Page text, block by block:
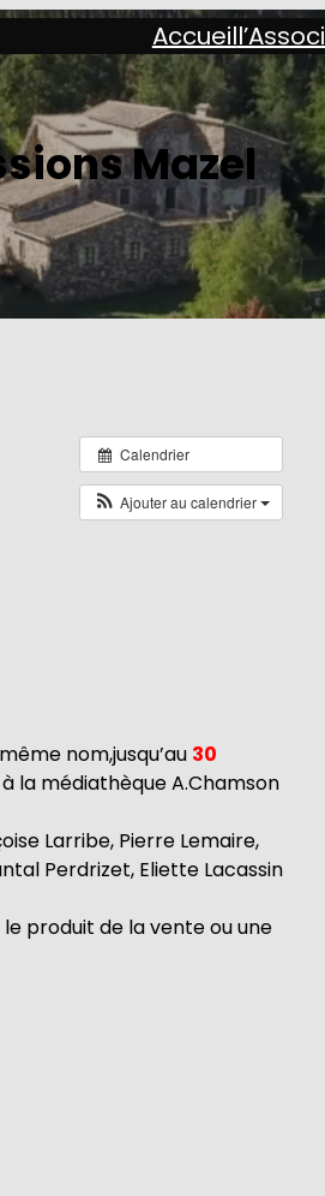
Accueil
Mazel
Calendrier
Ajouter au calendrier
nom,jusqu’au 30
la médiathèque A.Chamson
Larribe, Pierre Lemaire,
Perdrizet, Eliette Lacassin
produit de la vente ou une